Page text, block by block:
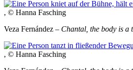
, © Hanna Fasching
Veza Fernández – Chantal, the body is a
, © Hanna Fasching